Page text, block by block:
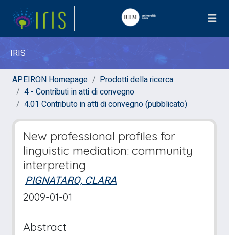
IRIS
APEIRON Homepage
Prodotti della ricerca
4 - Contributi in atti di convegno
4.01 Contributo in atti di convegno (pubblicato)
New professional profiles for
linguistic mediation: community
interpreting
PIGNATARO, CLARA
2009-01-01
Abstract